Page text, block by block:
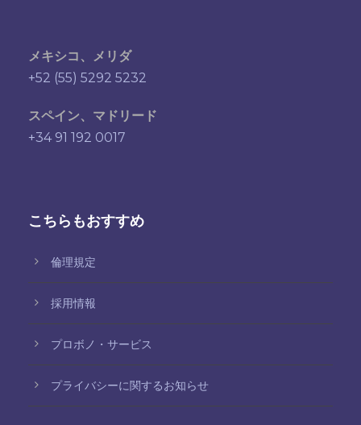
メキシコ、メリダ
+52 (55) 5292 5232
スペイン、マドリード
+34 91 192 0017
こちらもおすすめ
倫理規定
採用情報
プロボノ・サービス
プライバシーに関するお知らせ